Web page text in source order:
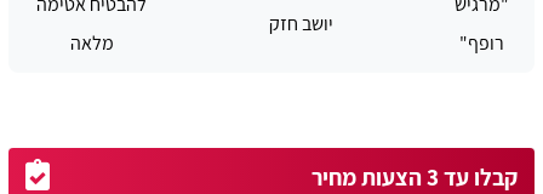
רופף"
יושב חזק
מלאה
קבלו עד 3 הצעות מחיר